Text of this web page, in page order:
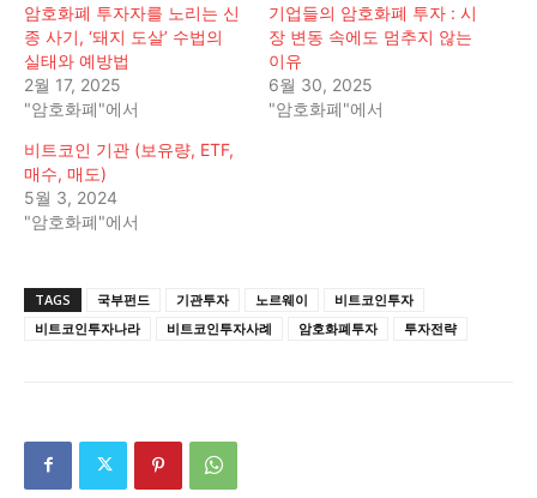
암호화폐 투자자를 노리는 신
종 사기, ‘돼지 도살’ 수법의
실태와 예방법
2월 17, 2025
"암호화폐"에서
기업들의 암호화폐 투자 : 시
장 변동 속에도 멈추지 않는
이유
6월 30, 2025
"암호화폐"에서
비트코인 기관 (보유량, ETF,
매수, 매도)
5월 3, 2024
"암호화폐"에서
TAGS 국부펀드 기관투자 노르웨이
비트코인투자
비트코인투자나라
비트코인투자사례 암호화폐투자 투자전략